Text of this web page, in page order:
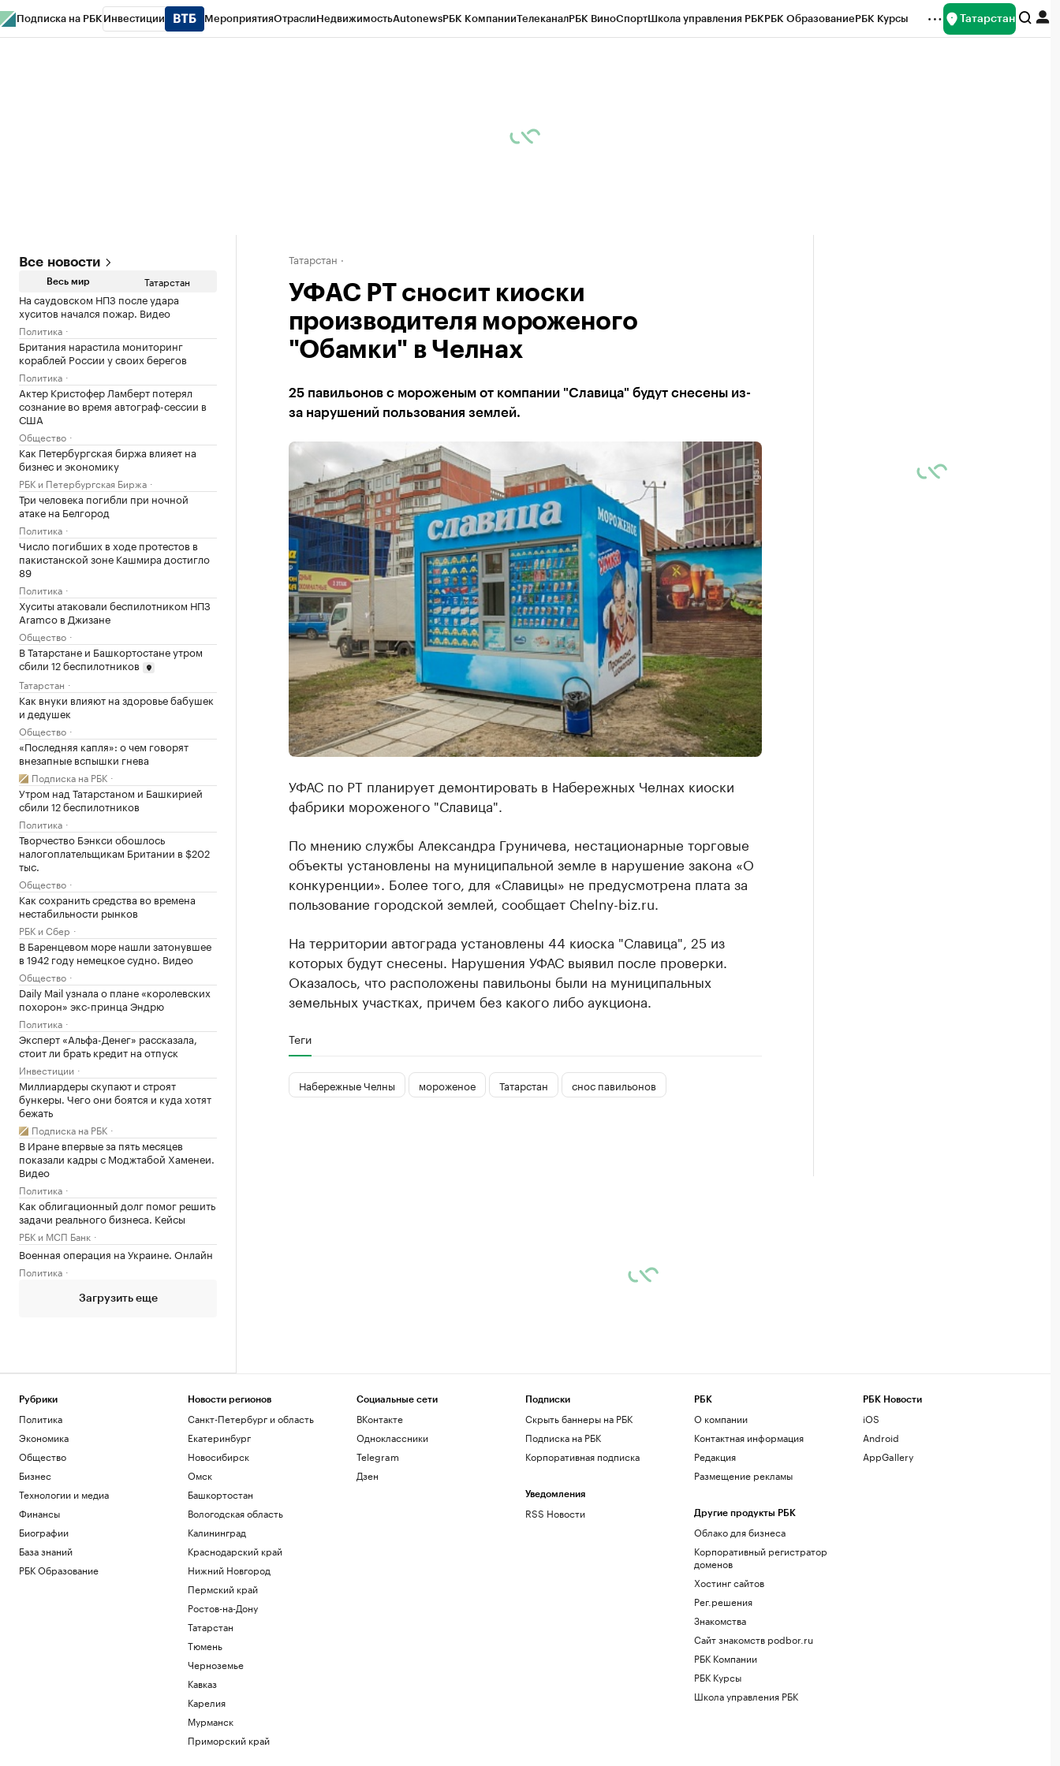
Подписка на РБК Инвестиции МероприятияОтраслиНедвижимостьAutonewsРБК КомпанииТелеканалРБК ВиноСпортШкола управления РБКРБК ОбразованиеРБК Курсы Татарстан
Все новости
Весь мир Татарстан
На саудовском НПЗ после удара
хуситов начался пожар. Видео
Политика
Британия нарастила мониторинг
кораблей России у своих берегов
Политика
Актер Кристофер Ламберт потерял
сознание во время автограф-сессии в
США
Общество
Как Петербургская биржа влияет на
бизнес и экономику
РБК и Петербургская Биржа
Три человека погибли при ночной
атаке на Белгород
Политика
Число погибших в ходе протестов в
пакистанской зоне Кашмира достигло
89
Политика
Хуситы атаковали беспилотником НПЗ
Aramco в Джизане
Общество
В Татарстане и Башкортостане утром
сбили 12 беспилотников
Татарстан
Как внуки влияют на здоровье бабушек
и дедушек
Общество
«Последняя капля»: о чем говорят
внезапные вспышки гнева
Подписка на РБК
Утром над Татарстаном и Башкирией
сбили 12 беспилотников
Политика
Творчество Бэнкси обошлось
налогоплательщикам Британии в $202
тыс.
Общество
Как сохранить средства во времена
нестабильности рынков
РБК и Сбер
В Баренцевом море нашли затонувшее
в 1942 году немецкое судно. Видео
Общество
Daily Mail узнала о плане «королевских
похорон» экс-принца Эндрю
Политика
Эксперт «Альфа-Денег» рассказала,
стоит ли брать кредит на отпуск
Инвестиции
Миллиардеры скупают и строят
бункеры. Чего они боятся и куда хотят
бежать
Подписка на РБК
В Иране впервые за пять месяцев
показали кадры с Моджтабой Хаменеи.
Видео
Политика
Как облигационный долг помог решить
задачи реального бизнеса. Кейсы
РБК и МСП Банк
Военная операция на Украине. Онлайн
Политика
Загрузить еще
Татарстан
УФАС РТ сносит киоски
производителя мороженого
"Обамки" в Челнах
25 павильонов с мороженым от компании "Славица" будут снесены из-
за нарушений пользования землей.
УФАС по РТ планирует демонтировать в Набережных Челнах киоски
фабрики мороженого "Славица".
​По мнению службы Александра Груничева, нестационарные торговые
объекты установлены на муниципальной земле в нарушение закона «О
конкуренции». Более того, для «Славицы» не предусмотрена плата за
пользование городской землей, сообщает ​Сhelny-biz.ru.
На территории автограда установлены 44 киоска "Славица", 25 из
которых будут снесены. Нарушения УФАС выявил после проверки.
Оказалось, что расположены павильоны были на муниципальных
земельных участках, причем без какого либо аукциона.
Теги
Набережные Челны мороженое Татарстан снос павильонов
Рубрики
Политика
Экономика
Общество
Бизнес
Технологии и медиа
Финансы
Биографии
База знаний
РБК Образование
Новости регионов
Санкт-Петербург и область
Екатеринбург
Новосибирск
Омск
Башкортостан
Вологодская область
Калининград
Краснодарский край
Нижний Новгород
Пермский край
Ростов-на-Дону
Татарстан
Тюмень
Черноземье
Кавказ
Карелия
Мурманск
Приморский край
Социальные сети
ВКонтакте
Одноклассники
Telegram
Дзен
Подписки
Скрыть баннеры на РБК
Подписка на РБК
Корпоративная подписка
Уведомления
RSS Новости
РБК
О компании
Контактная информация
Редакция
Размещение рекламы
Другие продукты РБК
Облако для бизнеса
Корпоративный регистратор
доменов
Хостинг сайтов
Рег.решения
Знакомства
Сайт знакомств podbor.ru
РБК Компании
РБК Курсы
Школа управления РБК
РБК Новости
iOS
Android
AppGallery